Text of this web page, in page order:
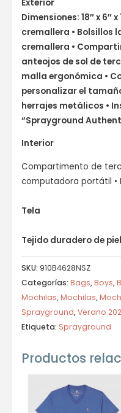
Exterior
Dimensiones: 18″ x 6″
cremallera • Bolsillos
cremallera •
anteojos de sol de
malla ergonómica •
personalizar el
herrajes metálicos •
“Sprayground
Interior
Compartimento de
computadora portátil •
Tela
Tejido duradero de
SKU: 910B4628NSZ
Categorías: Bags,Boys,
Mochilas,Mochilas,
Sprayground,Verano
Etiqueta: Sprayground
Productos